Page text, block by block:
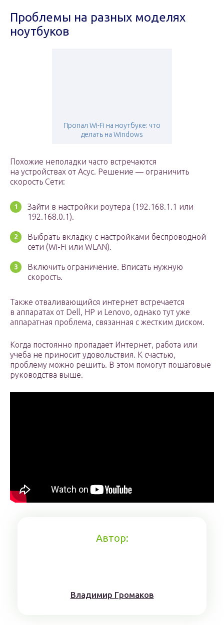
Проблемы на разных моделях
ноутбуков
Пропал Wi-Fi на ноутбуке: что
делать на Windows
Похожие неполадки часто встречаются
на устройствах от Асус. Решение — ограничить
скорость Сети:
Зайти в настройки роутера (192.168.1.1 или
192.168.0.1).
Выбрать вкладку с настройками беспроводной
сети (Wi-Fi или WLAN).
Включить ограничение. Вписать нужную
скорость.
Также отваливающийся интернет встречается
в аппаратах от Dell, HP и Lenovo, однако тут уже
аппаратная проблема, связанная с жестким диском.
Когда постоянно пропадает Интернет, работа или
учеба не приносит удовольствия. К счастью,
проблему можно решить. В этом помогут пошаговые
руководства выше.
Автор:
Влaдимиp Гpoмaкoв